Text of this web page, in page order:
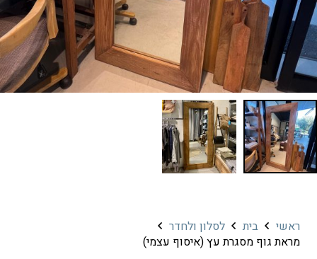
ראשי בית
לסלון ולחדר
מראת גוף מסגרת עץ (איסוף עצמי)